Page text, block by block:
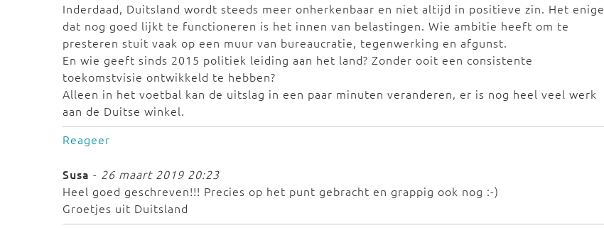
Inderdaad, Duitsland wordt steeds meer onherkenbaar en niet altijd in positieve zin. Het enige
dat nog goed lijkt te functioneren is het innen van belastingen. Wie ambitie heeft om te
presteren stuit vaak op een muur van bureaucratie, tegenwerking en afgunst.
En wie geeft sinds 2015 politiek leiding aan het land? Zonder ooit een consistente
toekomstvisie ontwikkeld te hebben?
Alleen in het voetbal kan de uitslag in een paar minuten veranderen, er is nog heel veel werk
aan de Duitse winkel.
Reageer
Susa - 26 maart 2019 20:23
Heel goed geschreven!!! Precies op het punt gebracht en grappig ook nog :-)
Groetjes uit Duitsland